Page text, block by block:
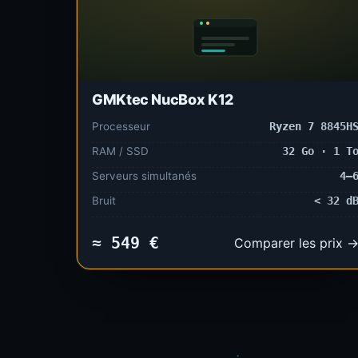
GMKtec NucBox K12
Processeur
Ryzen 7 8845HS
RAM / SSD
32 Go · 1 To
Serveurs simultanés
4–6
Bruit
< 32 dB
≈ 549 € Comparer les prix →